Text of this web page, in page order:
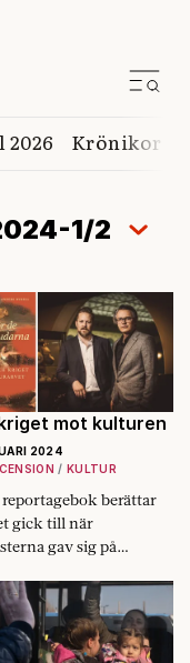
2026 Krönikor
1/2
mot kulturen
2024
KULTUR
berättar
gick till när
gav sig på
Syrien. Den är både
och slarvig.